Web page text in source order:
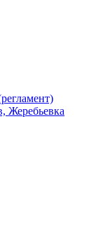
Жеребьевка